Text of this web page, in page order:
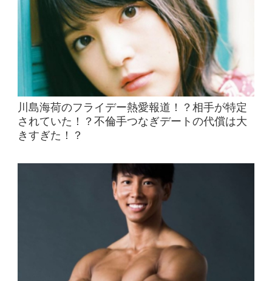
川島海荷のフライデー熱愛報道！？相手が特定
されていた！？不倫手つなぎデートの代償は大
きすぎた！？